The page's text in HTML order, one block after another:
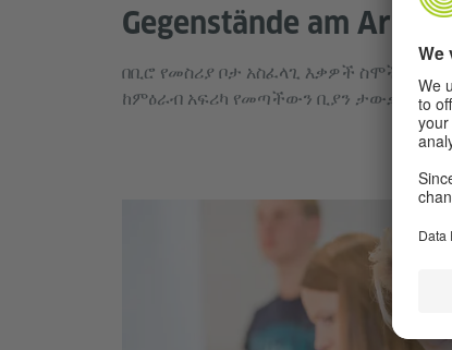
Gegenstände am
በቢሮ የመስሪያ ቦታ አስፈላጊ እቃዎች ስሞችን
ከምዕራብ አፍሪካ የመጣችውን ቢያን ታውቃላችሁ፣